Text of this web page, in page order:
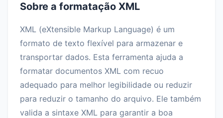
Sobre a formatação XML
XML (eXtensible Markup Language) é um
formato de texto flexível para armazenar e
transportar dados. Esta ferramenta ajuda a
formatar documentos XML com recuo
adequado para melhor legibilidade ou reduzir
para reduzir o tamanho do arquivo. Ele também
valida a sintaxe XML para garantir a boa